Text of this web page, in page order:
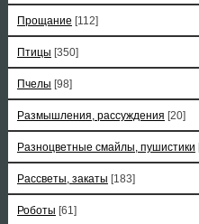
Прощание [112]
Птицы [350]
Пчелы [98]
Размышления, рассуждения [20]
Разноцветные смайлы, пушистики
Рассветы, закаты [183]
Роботы [61]